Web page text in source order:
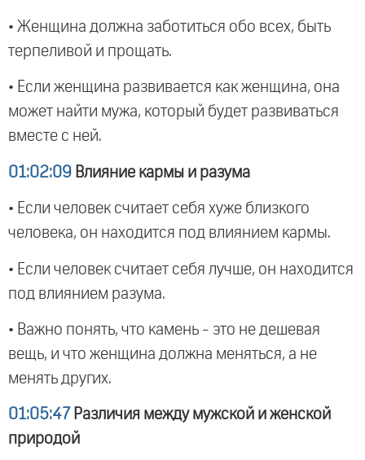
• Женщина должна заботиться обо всех, быть
терпеливой и прощать.
• Если женщина развивается как женщина, она
может найти мужа, который будет развиваться
вместе с ней.
01:02:09 Влияние кармы и разума
• Если человек считает себя хуже близкого
человека, он находится под влиянием кармы.
• Если человек считает себя лучше, он находится
под влиянием разума.
• Важно понять, что камень - это не дешевая
вещь, и что женщина должна меняться, а не
менять других.
01:05:47 Различия между мужской и женской
природой